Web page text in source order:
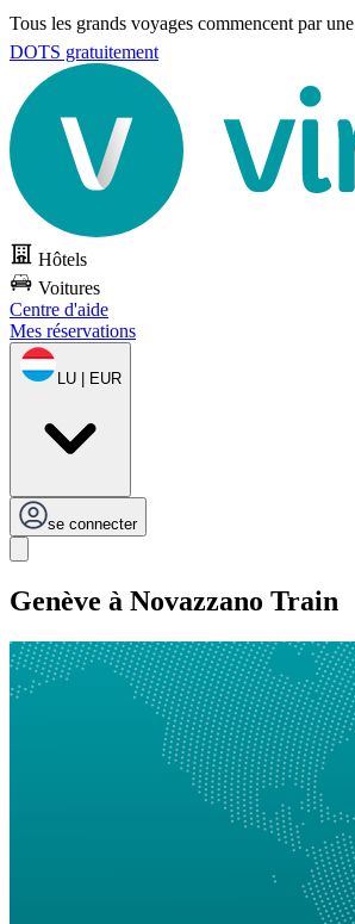
Tous les grands voyages commencent par
DOTS gratuitement
Hôtels
Voitures
Centre d'aide
Mes réservations
LU | EUR
se connecter
Genève à Novazzano Train